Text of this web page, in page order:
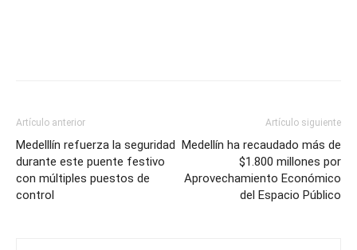
Artículo anterior
Medelllín refuerza la seguridad
durante este puente festivo
con múltiples puestos de
control
Artículo siguiente
Medellín ha recaudado más de
$1.800 millones por
Aprovechamiento Económico
del Espacio Público